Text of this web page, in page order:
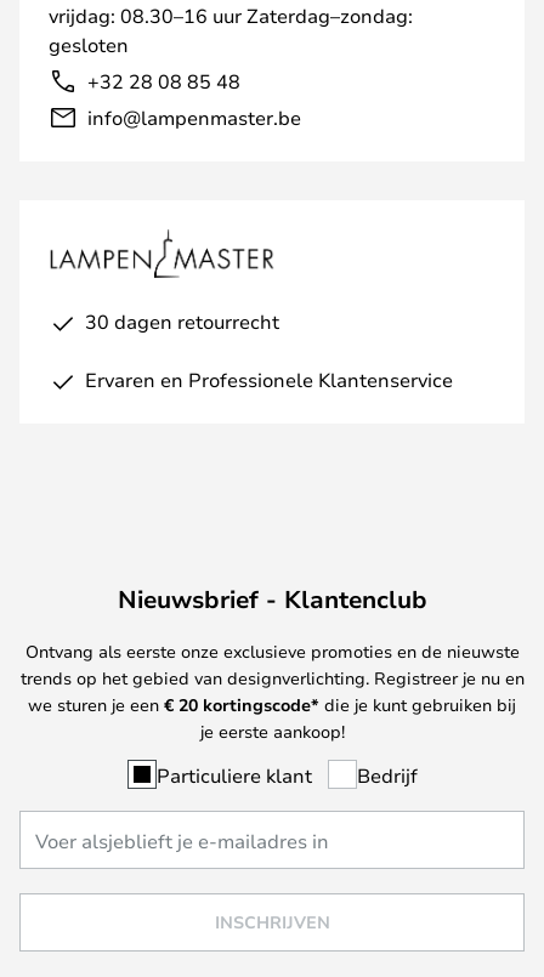
vrijdag: 08.30–16 uur Zaterdag–zondag:
gesloten
+32 28 08 85 48
info@lampenmaster.be
30 dagen retourrecht
Ervaren en Professionele Klantenservice
Nieuwsbrief - Klantenclub
Ontvang als eerste onze exclusieve promoties en de nieuwste
trends op het gebied van designverlichting. Registreer je nu en
we sturen je een € 20 kortingscode* die je kunt gebruiken bij
je eerste aankoop!
Particuliere klant Bedrijf
INSCHRIJVEN